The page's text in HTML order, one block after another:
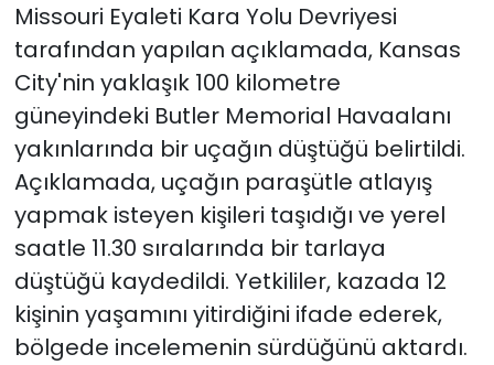
anlaşmaya vardık"
Missouri Eyaleti Kara Yolu Devriyesi
tarafından yapılan açıklamada, Kansas
City'nin yaklaşık 100 kilometre
güneyindeki Butler Memorial Havaalanı
yakınlarında bir uçağın düştüğü belirtildi.
Açıklamada, uçağın paraşütle atlayış
yapmak isteyen kişileri taşıdığı ve yerel
saatle 11.30 sıralarında bir tarlaya
düştüğü kaydedildi. Yetkililer, kazada 12
kişinin yaşamını yitirdiğini ifade ederek,
bölgede incelemenin sürdüğünü aktardı.